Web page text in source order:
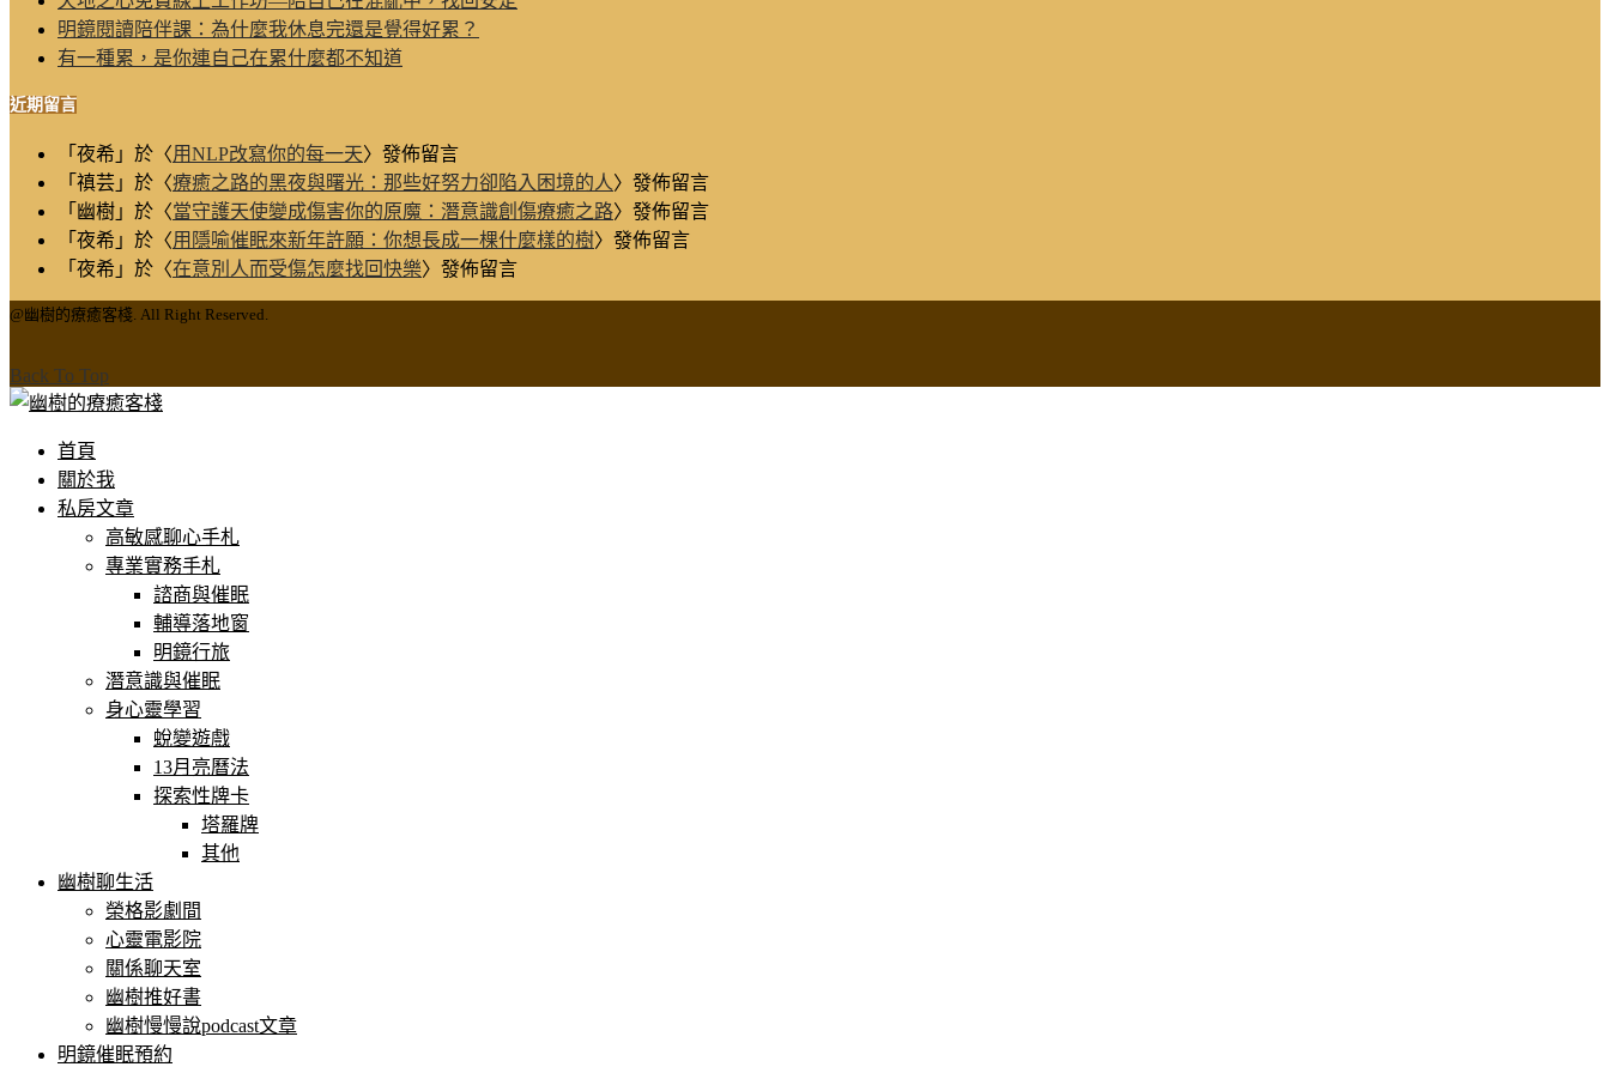
明鏡閱讀陪伴課：為什麼我休息完還是覺得好累？
有一種累，是你連自己在累什麼都不知道
近期留言
「 夜希 」於〈用NLP改寫你的每一天〉發佈留言
「 禛芸 」於〈療癒之路的黑夜與曙光：那些好努力卻陷入困境的人〉發佈留言
「 幽樹 」於〈當守護天使變成傷害你的原魔：潛意識創傷療癒之路〉發佈留言
「 夜希 」於〈用隱喻催眠來新年許願：你想長成一棵什麼樣的樹〉發佈留言
「 夜希 」於〈在意別人而受傷怎麼找回快樂〉發佈留言
@幽樹的療癒客棧. All Right Reserved.
Back To Top
首頁
關於我
私房文章
高敏感聊心手札
專業實務手札
諮商與催眠
輔導落地窗
明鏡行旅
潛意識與催眠
身心靈學習
蛻變遊戲
13月亮曆法
探索性牌卡
塔羅牌
其他
幽樹聊生活
榮格影劇間
心靈電影院
關係聊天室
幽樹推好書
幽樹慢慢說podcast文章
明鏡催眠預約